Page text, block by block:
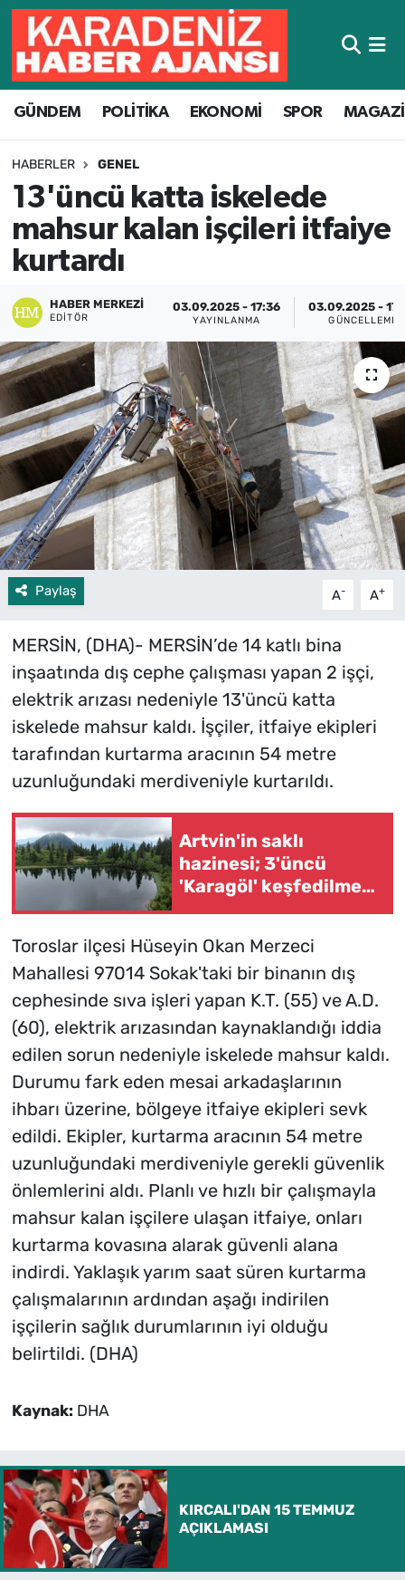
GÜNDEM POLİTİKA EKONOMİ SPOR
HABERLER GENEL
13'üncü katta iskelede
mahsur kalan işçileri itfaiye
kurtardı
HABER MERKEZI
EDITÖR
03.09.2025 - 17:36
YAYINLANMA
03.09.2025 -
GÜNCELLEME
Paylaş A- A+
MERSİN, (DHA)- MERSİN’de 14 katlı bina
inşaatında dış cephe çalışması yapan 2 işçi,
elektrik arızası nedeniyle 13'üncü katta
iskelede mahsur kaldı. İşçiler, itfaiye ekipleri
tarafından kurtarma aracının 54 metre
uzunluğundaki merdiveniyle kurtarıldı.
Artvin'in saklı
hazinesi; 3'üncü
'Karagöl' keşfedilmeyi
bekliyor
Toroslar ilçesi Hüseyin Okan Merzeci
Mahallesi 97014 Sokak'taki bir binanın dış
cephesinde sıva işleri yapan K.T. (55) ve A.D.
(60), elektrik arızasından kaynaklandığı iddia
edilen sorun nedeniyle iskelede mahsur kaldı.
Durumu fark eden mesai arkadaşlarının
ihbarı üzerine, bölgeye itfaiye ekipleri sevk
edildi. Ekipler, kurtarma aracının 54 metre
uzunluğundaki merdiveniyle gerekli güvenlik
önlemlerini aldı. Planlı ve hızlı bir çalışmayla
mahsur kalan işçilere ulaşan itfaiye, onları
kurtarma kovasına alarak güvenli alana
indirdi. Yaklaşık yarım saat süren kurtarma
çalışmalarının ardından aşağı indirilen
işçilerin sağlık durumlarının iyi olduğu
belirtildi. (DHA)
Kaynak: DHA
KIRCALI'DAN 15 TEMMUZ
AÇIKLAMASI
Hava Durumu
Trafik Durumu
Süper Lig Puan Durumu ve Fikstür
Tüm Manşetler
Son Dakika Haberleri
Haber Arşivi